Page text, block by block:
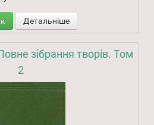
Детальніше
зібрання творів. Том
2